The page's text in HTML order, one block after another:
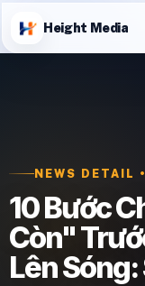
Height Media
NEWS DETAIL
10 Bước
Còn"
Lên Sóng: